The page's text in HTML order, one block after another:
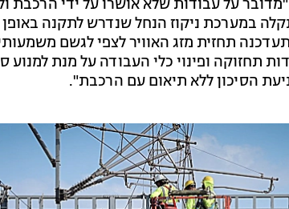
על עבודות שלא אושרו על ידי הרכבת
במערכת ניקוז הנחל שנדרש לתקנה באופן
תחזית מזג האוויר לצפי לגשם
תחזוקה ופינוי כלי העבודה על מנת
הסיכון ללא תיאום עם הרכבת".